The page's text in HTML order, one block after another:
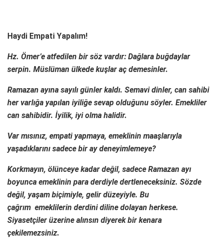
Haydi Empati Yapalım!
Hz. Ömer’e atfedilen bir söz vardır: Dağlara buğdaylar
serpin. Müslüman ülkede kuşlar aç demesinler.
Ramazan ayına sayılı günler kaldı. Semavi dinler, can sahibi
her varlığa yapılan iyiliğe sevap olduğunu söyler. Emekliler
can sahibidir. İyilik, iyi olma halidir.
Var mısınız, empati yapmaya, emeklinin maaşlarıyla
yaşadıklarını sadece bir ay deneyimlemeye?
Korkmayın, ölünceye kadar değil, sadece Ramazan ayı
boyunca emeklinin para derdiyle dertleneceksiniz. Sözde
değil, yaşam biçimiyle, gelir düzeyiyle. Bu
çağrım emeklilerin derdini diline dolayan herkese.
Siyasetçiler üzerine alınsın diyerek bir kenara
çekilemezsiniz.